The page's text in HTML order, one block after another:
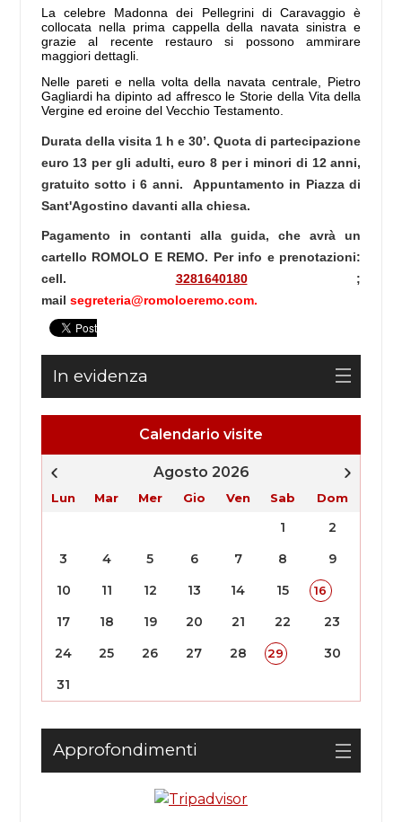
Calendario visite
Agosto 2026
Lun Mar Mer Gio Ven Sab Dom
1
2
3
4 5 6 7 8
9
10
11 12 13 14 15 16
17 18 19 20 21 22
23
24
25 26 27 28 29
30
31
Approfondimenti
La celebre Madonna dei Pellegrini di Caravaggio è
collocata nella prima cappella della navata sinistra e
grazie al recente restauro si possono ammirare
maggiori dettagli.
Nelle pareti e nella volta della navata centrale, Pietro
Gagliardi ha dipinto ad affresco le Storie della Vita della
Vergine ed eroine del Vecchio Testamento.
Durata della visita 1 h e 30’. Quota di partecipazione
euro 13 per gli adulti, euro 8 per i minori di 12 anni,
gratuito sotto i 6 anni. Appuntamento in Piazza di
Sant'Agostino davanti alla chiesa.
Pagamento in contanti alla guida, che avrà un
cartello ROMOLO E REMO. Per info e prenotazioni:
cell. 3281640180;
mail segreteria@romoloeremo.com.
In evidenza